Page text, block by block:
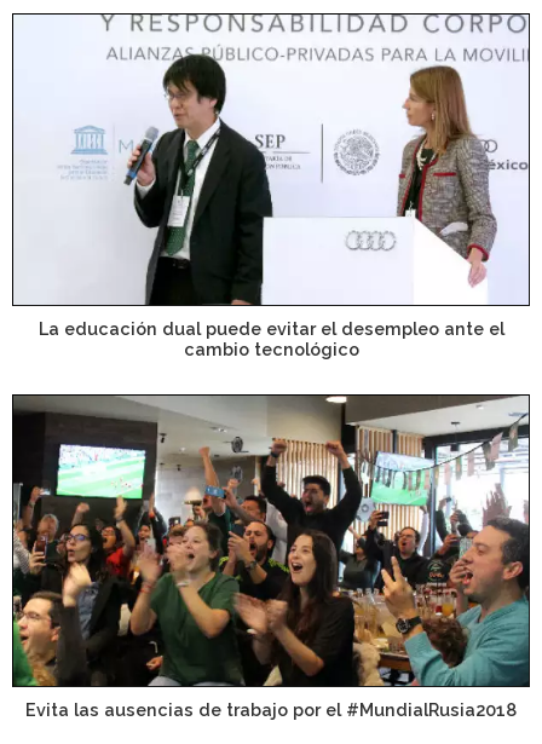
La educación dual puede evitar el desempleo ante el
cambio tecnológico
Evita las ausencias de trabajo por el #MundialRusia2018